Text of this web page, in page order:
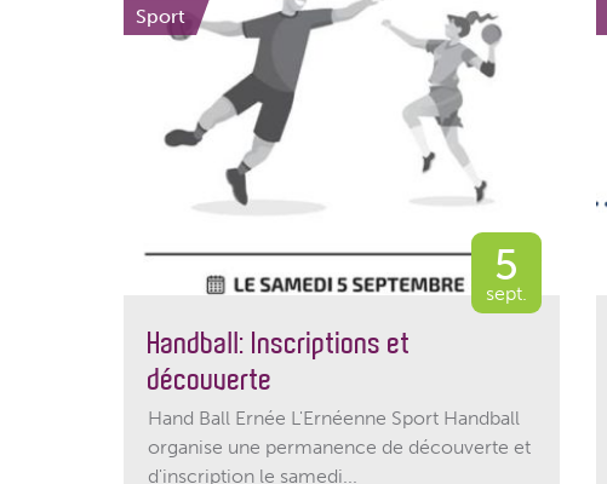
Sport
5
sept.
Handball: Inscriptions et
découverte
Hand Ball Ernée L'Ernéenne Sport Handball
organise une permanence de découverte et
d'inscription le samedi...